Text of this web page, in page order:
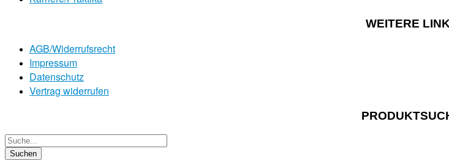
WEITERE
AGB/Widerrufsrecht
Impressum
Datenschutz
Vertrag widerrufen